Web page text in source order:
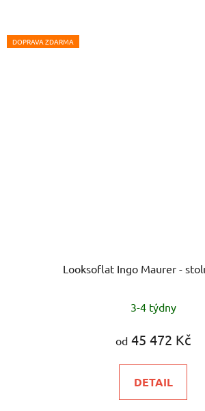
DOPRAVA ZDARMA
Looksoflat Ingo Maurer -
hodnocení
produktu
5,0
z
3-4 týdny
od 45 472 Kč
DETAIL